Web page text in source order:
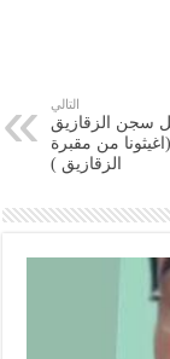
التالي
سجن الزقازيق
من مقبرة
الزقازيق )